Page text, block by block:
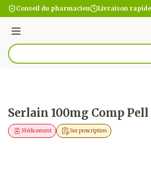
Aller au contenu
Conseil du pharmacien Livraison rapide
Menu
Rechercher
Serlain 100mg Comp Pell
Sur prescription
Médicament